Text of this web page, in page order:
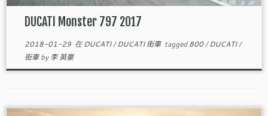
DUCATI Monster 797 2017
2018-01-29在DUCATI/DUCATI 街車 tagged800/DUCATI/
街車by李 英豪